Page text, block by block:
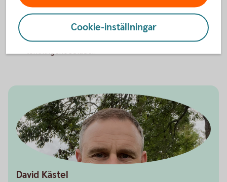
markpackningsskador minskar.
Jordbearbetning, sådd och skördearbete blir lättare,
effektivare och säkrare.
Skörden mognar jämnare, vilket kan ge lägre
torkningskostnader.
David Kästel
Cookie-inställningar